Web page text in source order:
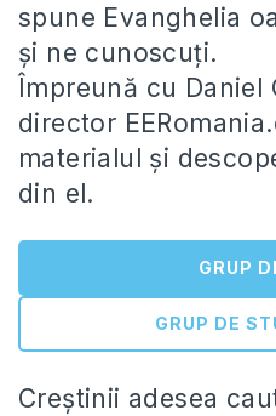
spune Evanghelia
și ne cunoscuți.
Împreună cu Daniel
director
materialul și
din el.
GRUP
GRUP DE
Creștinii adesea